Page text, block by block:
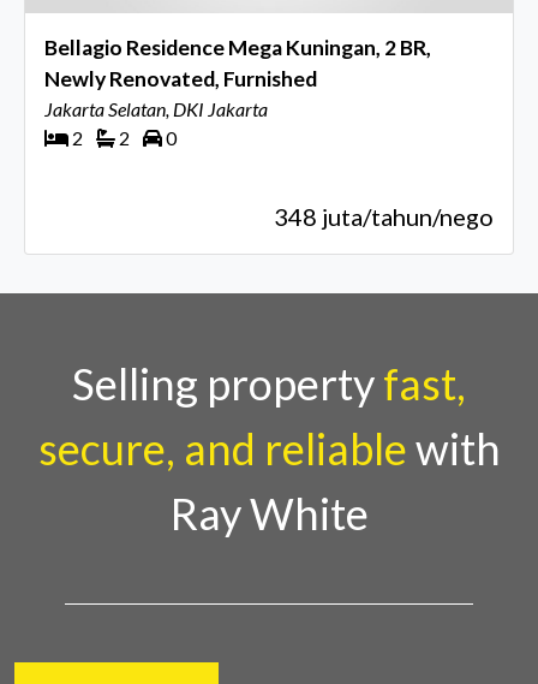
Bellagio Residence Mega Kuningan, 2 BR,
Newly Renovated, Furnished
Jakarta Selatan, DKI Jakarta
2
2 0
348 juta/tahun/nego
Selling propertyfast,
secure, and reliablewith
Ray White